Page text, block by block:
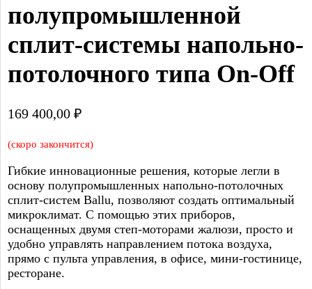
полупромышленной
сплит-системы напольно-
потолочного типа On-Off
169 400,00 ₽
(скоро закончится)
Гибкие инновационные решения, которые легли в
основу полупромышленных напольно-потолочных
сплит-систем Ballu, позволяют создать оптимальный
микроклимат. С помощью этих приборов,
оснащенных двумя степ-моторами жалюзи, просто и
удобно управлять направлением потока воздуха,
прямо с пульта управления, в офисе, мини-гостинице,
ресторане.